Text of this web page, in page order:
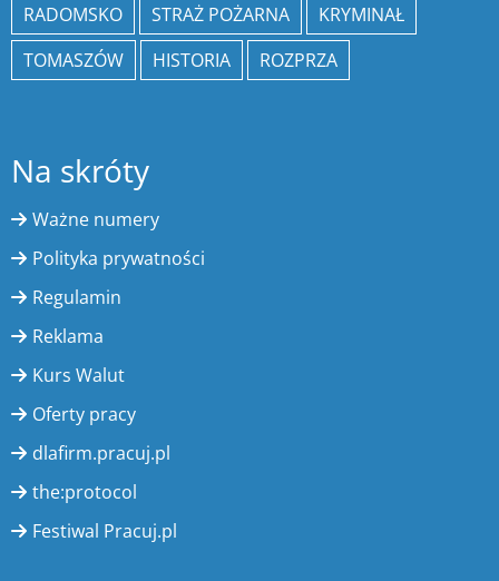
RADOMSKO
STRAŻ POŻARNA
KRYMINAŁ
TOMASZÓW
HISTORIA ROZPRZA
Na skróty
Ważne numery
Polityka prywatności
Regulamin
Reklama
Kurs Walut
Oferty pracy
dlafirm.pracuj.pl
the:protocol
Festiwal Pracuj.pl